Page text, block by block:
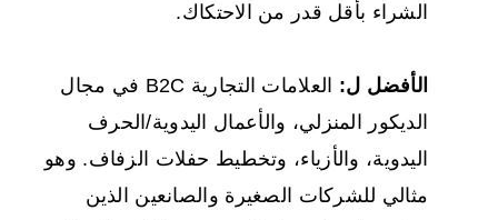
الشراء بأقل قدر من الاحتكاك.
الأفضل ل:
العلامات التجارية B2C في مجال
الديكور المنزلي، والأعمال اليدوية/الحرف
اليدوية، والأزياء، وتخطيط حفلات الزفاف. وهو
مثالي للشركات الصغيرة والصانعين الذين